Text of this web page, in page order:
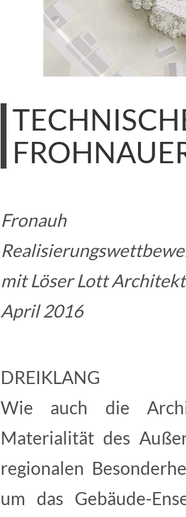
Fronauh
mit Löser Lott
April 2016
DREIKLANG
Wie auch die
Materialität des
regionalen
um das Gebäude-